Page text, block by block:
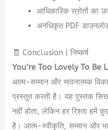
आधिकारिक स्रोतों का
अनधिकृत PDF
🧾 Conclusion | निष्कर्ष
You’re Too Lovely To Be
आत्म-सम्मान और भावनात्मक
प्रस्तुत करती है। यह पुस्तक
नहीं होता, लेकिन हर रिश्ता हमें
है। आत्म-स्वीकृति, सम्मान और